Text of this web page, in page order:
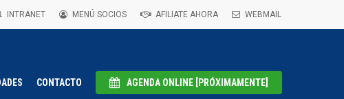
INTRANET MENÚ SOCIOS AFILIATE AHORA WEBMAIL
CONTACTO AGENDA ONLINE [PRÓXIMAMENTE]